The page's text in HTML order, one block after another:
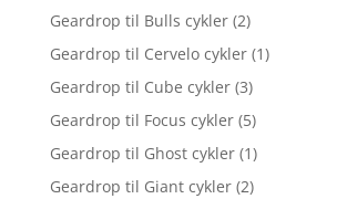
Geardrop til Bulls cykler (2)
Geardrop til Cervelo cykler (1)
Geardrop til Cube cykler (3)
Geardrop til Focus cykler (5)
Geardrop til Ghost cykler (1)
Geardrop til Giant cykler (2)